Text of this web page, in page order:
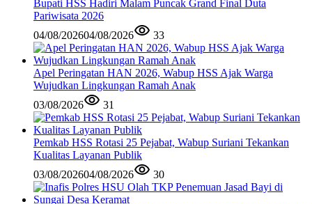
Bupati HSS Hadiri Malam Puncak Grand Final Duta
Pariwisata 2026
04/08/202604/08/2026 33
Apel Peringatan HAN 2026, Wabup HSS Ajak Warga
Wujudkan Lingkungan Ramah Anak
03/08/2026
31
Pemkab HSS Rotasi 25 Pejabat, Wabup Suriani Tekankan
Kualitas Layanan Publik
03/08/202604/08/2026 30